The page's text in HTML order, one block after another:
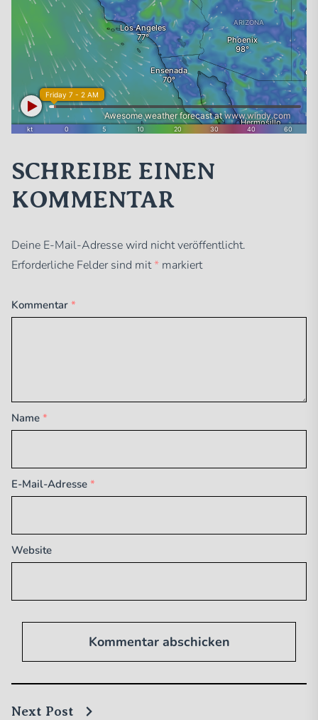
SCHREIBE EINEN
KOMMENTAR
Deine E-Mail-Adresse wird nicht veröffentlicht.
Erforderliche Felder sind mit* markiert
Kommentar *
Name *
E-Mail-Adresse *
Website
Next Post